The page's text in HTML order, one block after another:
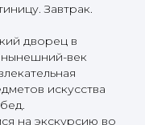
Завтрак.
дворец в
нынешний-век
искусства
на экскурсию во